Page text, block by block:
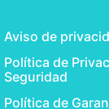
Aviso de
Política de
Seguridad
Política de